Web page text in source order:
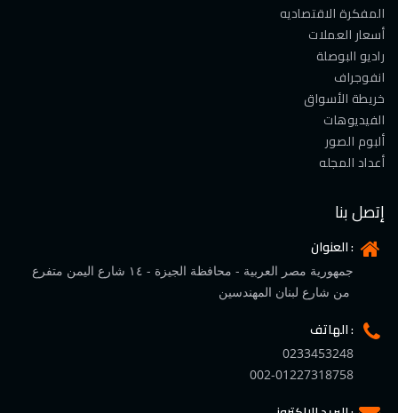
المفكرة الاقتصاديه
أسعار العملات
راديو البوصلة
انفوجراف
خريطة الأسواق
الفيديوهات
ألبوم الصور
أعداد المجله
إتصل بنا
العنوان :
جمهورية مصر العربية - محافظة الجيزة - ١٤ شارع اليمن متفرع
الهاتف :
0233453248
002-01227318758